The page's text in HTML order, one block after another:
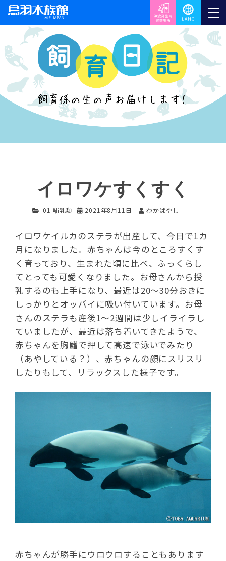
イロワケすくすく
01 哺乳類 2021年8月11日 わかばやし
イロワケイルカのステラが出産して、今日で1カ
月になりました。赤ちゃんは今のところすくす
く育っており、生まれた頃に比べ、ふっくらし
てとっても可愛くなりました。お母さんから授
乳するのも上手になり、最近は20～30分おきに
しっかりとオッパイに吸い付いています。お母
さんのステラも産後1～2週間は少しイライラし
ていましたが、最近は落ち着いてきたようで、
赤ちゃんを胸鰭で押して高速で泳いでみたり
（あやしている？）、赤ちゃんの顔にスリスリ
したりもして、リラックスした様子です。
赤ちゃんが勝手にウロウロすることもあります